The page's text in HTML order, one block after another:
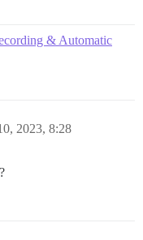
& Automatic
2023, 8:28